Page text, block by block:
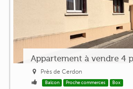
Appartement à vendre 4
Près de Cerdon
Balcon Proche commerces Box